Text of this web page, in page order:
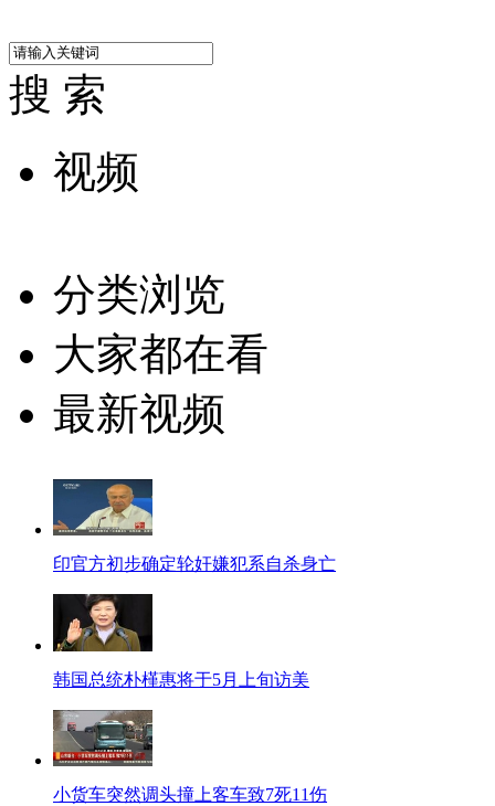
搜 索
视频
分类浏览
大家都在看
最新视频
印官方初步确定轮奸嫌犯系自杀身亡
韩国总统朴槿惠将于5月上旬访美
小货车突然调头撞上客车致7死11伤